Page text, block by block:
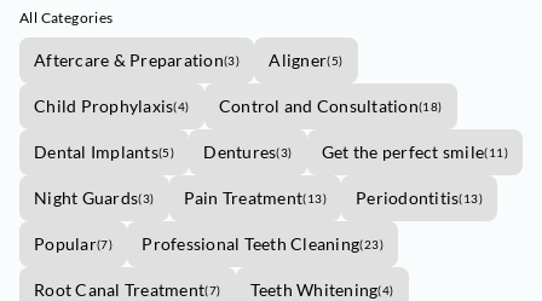
All Categories
Aftercare & Preparation(3) Aligner(5)
Child Prophylaxis(4) Control and Consultation(18)
Dental Implants(5) Dentures(3) Get the perfect smile(11 )
Night Guards(3) Pain Treatment(13) Periodontitis(13)
Popular(7) Professional Teeth Cleaning(23)
Root Canal Treatment(7) Teeth Whitening(4)